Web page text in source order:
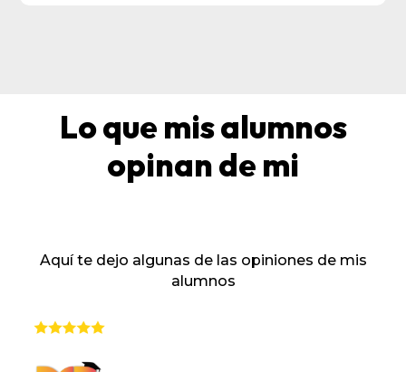
Lo que mis alumnos
opinan de mi
Aquí te dejo algunas de las opiniones de mis
alumnos